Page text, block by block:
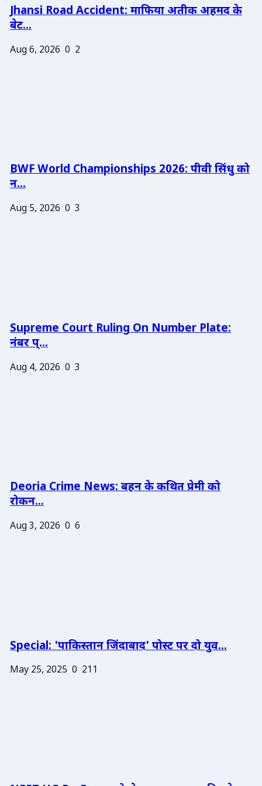
Jhansi Road Accident: माफिया अतीक अहमद के
बेट...
Aug 6, 2026 0 2
BWF World Championships 2026: पीवी सिंधु को
न...
Aug 5, 2026 0 3
Supreme Court Ruling On Number Plate:
नंबर प्...
Aug 4, 2026 0 3
Deoria Crime News: बहन के कथित प्रेमी को
रोकन...
Aug 3, 2026 0 6
Special: 'पाकिस्तान जिंदाबाद' पोस्ट पर दो युव...
May 25, 2025 0 211